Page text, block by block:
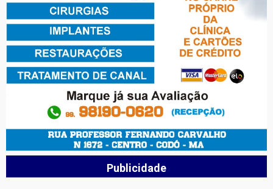
Publicidade